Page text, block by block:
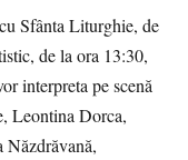
cuSfânta Liturghie, de
, de laora 13:30,
interpretapescenă
LeontinaDorca,
Năzdrăvană,